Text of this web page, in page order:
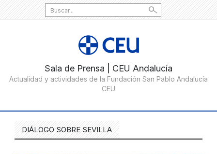
Search
for:
DIÁLOGO SOBRE SEVILLA